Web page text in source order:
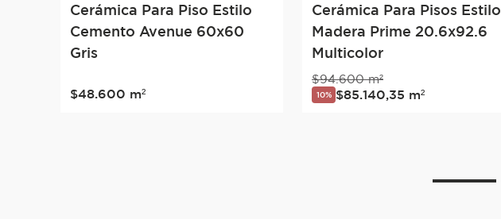
Cerámica Para Piso Estilo
Cemento Avenue 60x60
Gris
$48.600 m²
Cerámica Para Pisos Estilo
Madera Prime 20.6x92.6
Multicolor
$94.600 m²
10% $85.140,35 m²